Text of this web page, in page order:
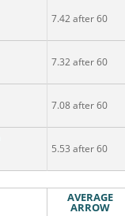
7.42 after 60
7.32 after 60
7.08 after 60
5.53 after 60
AVERAGE
ARROW